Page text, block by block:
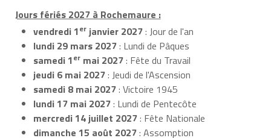
Jours fériés 2027 à Rochemaure :
vendredi 1er janvier 2027: Jour de l'an
lundi 29 mars 2027: Lundi de Pâques
samedi 1er mai 2027: Fête du Travail
jeudi 6 mai 2027: Jeudi de l'Ascension
samedi 8 mai 2027: Victoire 1945
lundi 17 mai 2027: Lundi de Pentecôte
mercredi 14 juillet 2027: Fête Nationale
dimanche 15 août 2027: Assomption